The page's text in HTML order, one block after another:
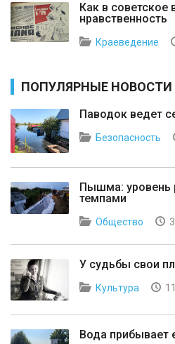
Как в советское
нравственность
Краеведение
ПОПУЛЯРНЫЕ НОВОСТИ
Паводок ведет
Безопасность
Пышма: уровень
темпами
Общество
У судьбы свои
Культура
Вода прибывает